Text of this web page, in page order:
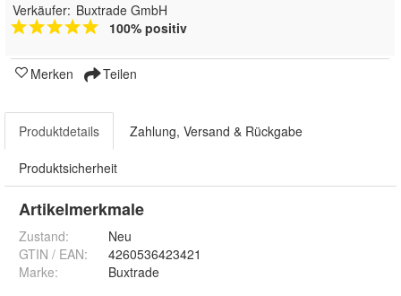
Verkäufer: Buxtrade GmbH
100% positiv
Merken Teilen
Produktdetails Zahlung, Versand & Rückgabe
Produktsicherheit
Artikelmerkmale
Zustand:
Neu
GTIN / EAN:
4260536423421
Marke:
Buxtrade